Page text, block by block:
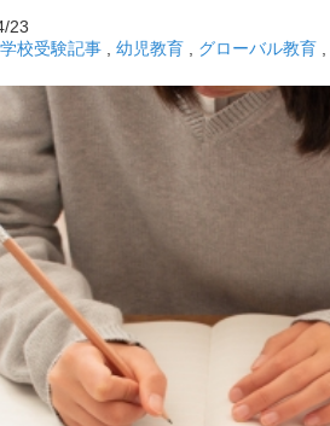
23
校受験記事 幼児教育 グローバル教育